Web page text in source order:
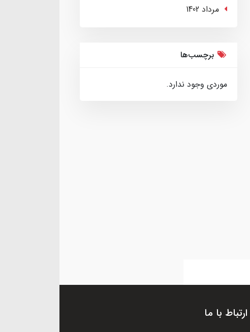
مرداد 1402
برچسب‌ها
موردی وجود ندارد.
ارتباط با ما